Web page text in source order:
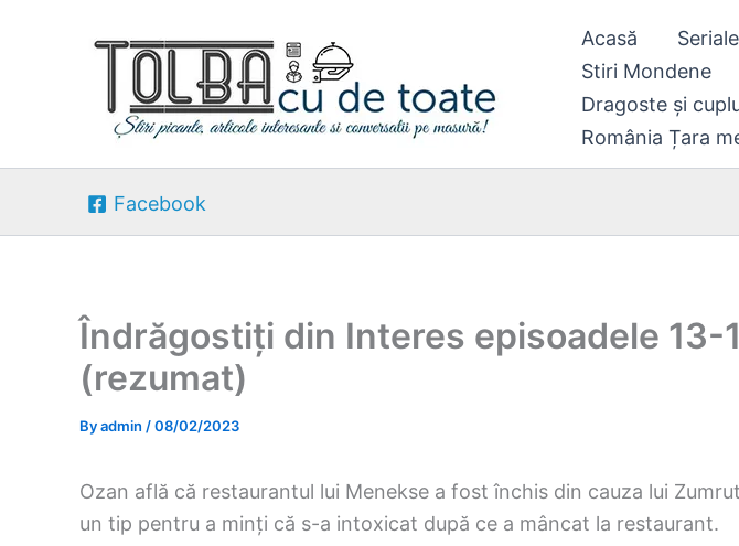
Acasă
Stiri Mondene
Dragoste și
România Țara
Facebook
Îndrăgostiți din Interes episoadele 13-
(rezumat)
Byadmin /08/02/2023
Ozan află că restaurantul lui Menekse a fost închis din cauza lui
un tip pentru a minți că s-a intoxicat după ce a mâncat la restaurant.